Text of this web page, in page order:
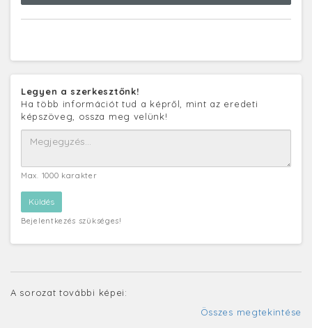
Legyen a szerkesztőnk!
Ha több információt tud a képről, mint az eredeti
képszöveg, ossza meg velünk!
Max. 1000 karakter
Bejelentkezés szükséges!
A sorozat további képei:
Összes megtekintése